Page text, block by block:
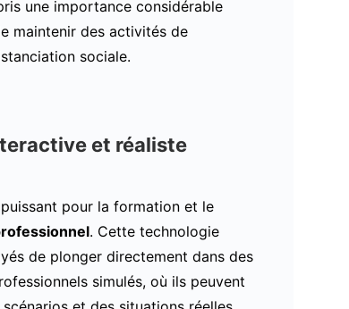
une importance considérable
maintenir des activités de
sociale.
et réaliste
pour la formation et le
. Cette technologie
de plonger directement dans des
simulés, où ils peuvent